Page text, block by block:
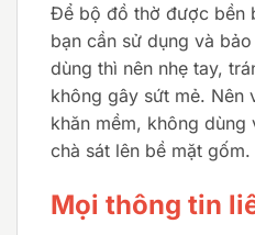
Để bộ đồ thờ được bền
bạn cần sử dụng và
dùng thì nên nhẹ tay,
không gây sứt mẻ. Nên
khăn mềm, không
chà sát lên bề mặt gốm.
Mọi thông tin